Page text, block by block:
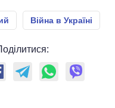
Війна в Україні